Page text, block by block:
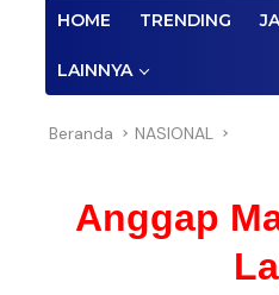
HOME TRENDING
LAINNYA
Beranda NASIONAL
Anggap